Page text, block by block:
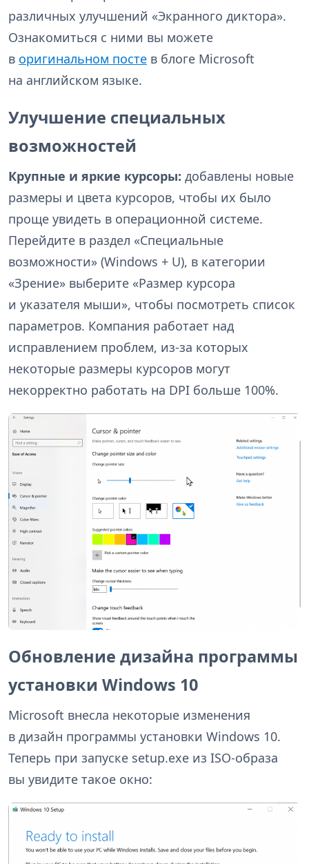
различных улучшений «Экранного диктора».
Ознакомиться с ними вы можете
в оригинальном посте в блоге Microsoft
на английском языке.
Улучшение специальных
возможностей
Крупные и яркие курсоры: добавлены новые
размеры и цвета курсоров, чтобы их было
проще увидеть в операционной системе.
Перейдите в раздел «Специальные
возможности» (Windows + U), в категории
«Зрение» выберите «Размер курсора
и указателя мыши», чтобы посмотреть список
параметров. Компания работает над
исправлением проблем, из-за которых
некоторые размеры курсоров могут
некорректно работать на DPI больше 100%.
Обновление дизайна программы
установки Windows 10
Microsoft внесла некоторые изменения
в дизайн программы установки Windows 10.
Теперь при запуске setup.exe из ISO-образа
вы увидите такое окно: